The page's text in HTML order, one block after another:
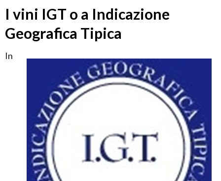
I vini IGT o a Indicazione
Geografica Tipica
In